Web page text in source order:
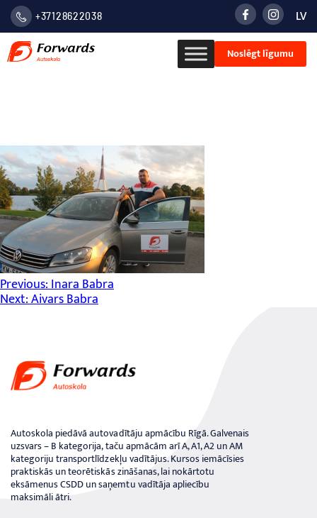
+37128622038 LV
Noslēgt līgumu
Ziņu
izvēlne
Previous:Inara Babra
Next:Aivars Babra
Autoskola piedāvā autovadītāju apmācību Rīgā. Galvenais
uzsvars – B kategorija, taču apmācām arī A, A1, A2 un AM
kategoriju transportlīdzekļu vadītājus. Kursos iemācīsies
praktiskās un teorētiskās zināšanas, lai nokārtotu
eksāmenus CSDD un saņemtu vadītāja apliecību
maksimāli ātri.